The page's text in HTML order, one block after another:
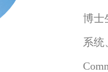
博士
系统